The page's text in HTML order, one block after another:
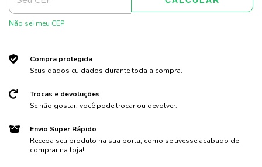
Não sei meu CEP
Compra protegida
Seus dados cuidados durante toda a compra.
Trocas e devoluções
Se não gostar, você pode trocar ou devolver.
Envio Super Rápido
Receba seu produto na sua porta, como se tivesse acabado de
comprar na loja!